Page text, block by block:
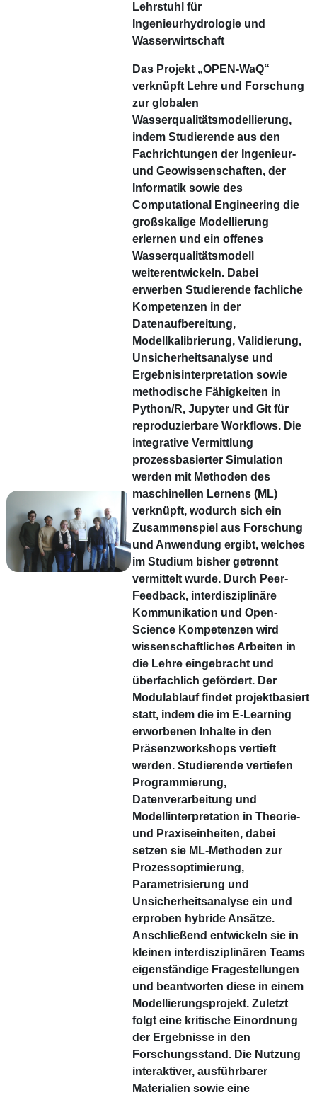
Lehrstuhl für
Ingenieurhydrologie und
Wasserwirtschaft
Das Projekt „OPEN-WaQ“
verknüpft Lehre und Forschung
zur globalen
Wasserqualitätsmodellierung,
indem Studierende aus den
Fachrichtungen der Ingenieur-
und Geowissenschaften, der
Informatik sowie des
Computational Engineering die
großskalige Modellierung
erlernen und ein offenes
Wasserqualitätsmodell
weiterentwickeln. Dabei
erwerben Studierende fachliche
Kompetenzen in der
Datenaufbereitung,
Modellkalibrierung, Validierung,
Unsicherheitsanalyse und
Ergebnisinterpretation sowie
methodische Fähigkeiten in
Python/R, Jupyter und Git für
reproduzierbare Workflows. Die
integrative Vermittlung
prozessbasierter Simulation
werden mit Methoden des
maschinellen Lernens (ML)
verknüpft, wodurch sich ein
Zusammenspiel aus Forschung
und Anwendung ergibt, welches
im Studium bisher getrennt
vermittelt wurde. Durch Peer-
Feedback, interdisziplinäre
Kommunikation und Open-
Science Kompetenzen wird
wissenschaftliches Arbeiten in
die Lehre eingebracht und
überfachlich gefördert. Der
Modulablauf findet projektbasiert
statt, indem die im E-Learning
erworbenen Inhalte in den
Präsenzworkshops vertieft
werden. Studierende vertiefen
Programmierung,
Datenverarbeitung und
Modellinterpretation in Theorie-
und Praxiseinheiten, dabei
setzen sie ML-Methoden zur
Prozessoptimierung,
Parametrisierung und
Unsicherheitsanalyse ein und
erproben hybride Ansätze.
Anschließend entwickeln sie in
kleinen interdisziplinären Teams
eigenständige Fragestellungen
und beantworten diese in einem
Modellierungsprojekt. Zuletzt
folgt eine kritische Einordnung
der Ergebnisse in den
Forschungsstand. Die Nutzung
interaktiver, ausführbarer
Materialien sowie eine